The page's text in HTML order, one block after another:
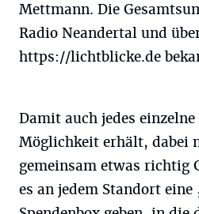
Mettmann. Die
Radio Neandertal und
https://lichtblicke.de
Damit auch jedes
Möglichkeit erhält, dabei
gemeinsam etwas richtig
es an jedem Standort